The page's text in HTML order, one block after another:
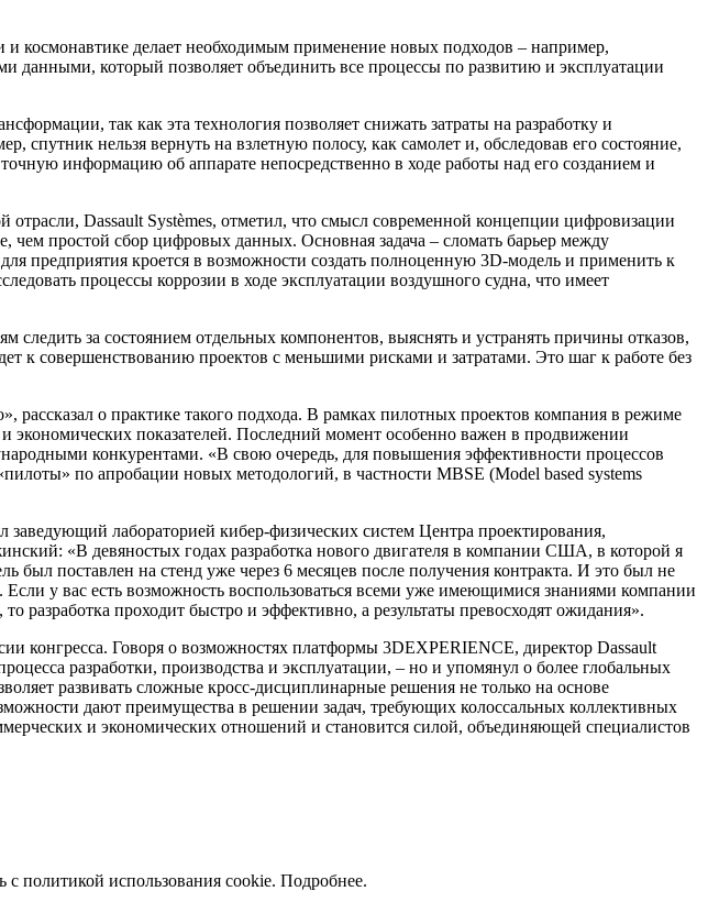
и космонавтике делает необходимым применение новых подходов – например,
данными, который позволяет объединить все процессы по развитию и эксплуатации
так как эта технология позволяет снижать затраты на разработку и
нельзя вернуть на взлетную полосу, как самолет и, обследовав его состояние,
информацию об аппарате непосредственно в ходе работы над его созданием и
Dassault Systèmes, отметил, что смысл современной концепции цифровизации
чем простой сбор цифровых данных. Основная задача – сломать барьер между
предприятия кроется в возможности создать полноценную 3D-модель и применить к
процессы коррозии в ходе эксплуатации воздушного судна, что имеет
за состоянием отдельных компонентов, выяснять и устранять причины отказов,
к совершенствованию проектов с меньшими рисками и затратами. Это шаг к работе без
о практике такого подхода. В рамках пилотных проектов компания в режиме
экономических показателей. Последний момент особенно важен в продвижении
конкурентами. «В свою очередь, для повышения эффективности процессов
по апробации новых методологий, в частности MBSE (Model based systems
заведующий лабораторией кибер-физических систем Центра проектирования,
«В девяностых годах разработка нового двигателя в компании США, в которой я
был поставлен на стенд уже через 6 месяцев после получения контракта. И это был не
Если у вас есть возможность воспользоваться всеми уже имеющимися знаниями компании
проходит быстро и эффективно, а результаты превосходят ожидания».
конгресса. Говоря о возможностях платформы 3DEXPERIENCE, директор Dassault
разработки, производства и эксплуатации, – но и упомянул о более глобальных
развивать сложные кросс-дисциплинарные решения не только на основе
дают преимущества в решении задач, требующих колоссальных коллективных
и экономических отношений и становится силой, объединяющей специалистов
политикой использования cookie. Подробнее.